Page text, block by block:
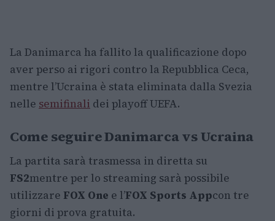
La Danimarca ha fallito la qualificazione dopo
aver perso ai rigori contro la Repubblica Ceca,
mentre l’Ucraina è stata eliminata dalla Svezia
nelle semifinali dei playoff UEFA.
Come seguire Danimarca vs Ucraina
La partita sarà trasmessa in diretta su
FS2mentre per lo streaming sarà possibile
utilizzare FOX One e l’FOX Sports Appcon tre
giorni di prova gratuita.